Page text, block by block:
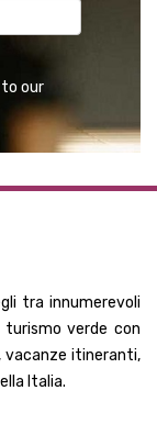
our
tra innumerevoli
verde con
vacanze itineranti,
Italia.